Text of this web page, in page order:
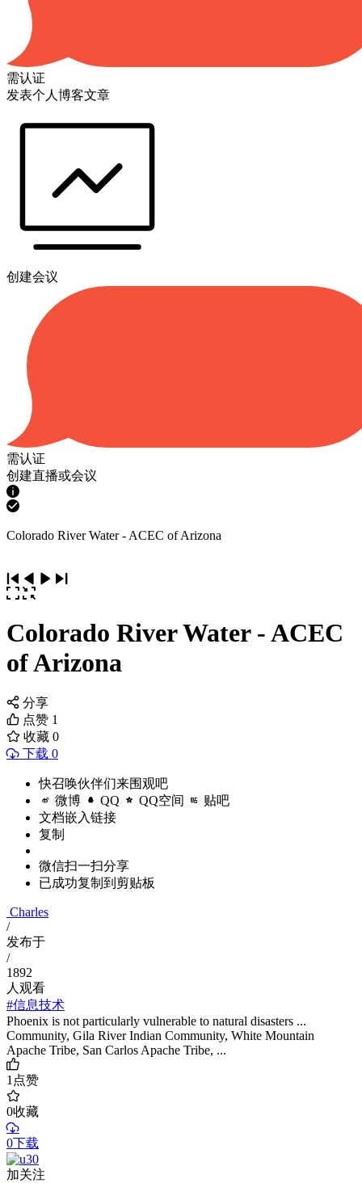
需认证
发表个人博客文章
创建会议
需认证
创建直播或会议
Colorado River Water - ACEC of Arizona
Colorado River Water - ACEC
of Arizona
分享
点赞 1
收藏 0
下载 0
快召唤伙伴们来围观吧
微博 QQ QQ空间 贴吧
文档嵌入链接
复制
微信扫一扫分享
已成功复制到剪贴板
Charles
/
发布于
/
1892
人观看
#信息技术
Phoenix is not particularly vulnerable to natural disasters ...
Community, Gila River Indian Community, White Mountain
Apache Tribe, San Carlos Apache Tribe, ...
1点赞
0收藏
0下载
加关注